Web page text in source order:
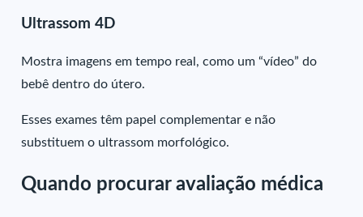
Ultrassom 4D
Mostra imagens em tempo real, como um “vídeo” do
bebê dentro do útero.
Esses exames têm papel complementar e não
substituem o ultrassom morfológico.
Quando procurar avaliação médica